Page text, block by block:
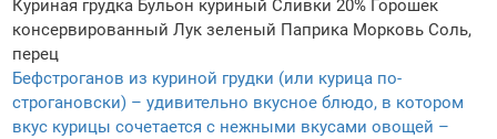
Куриная грудка Бульон куриный Сливки 20% Горошек
консервированный Лук зеленый Паприка Морковь Соль,
перец
Бефстроганов из куриной грудки (или курица по-
строгановски) – удивительно вкусное блюдо, в котором
вкус курицы сочетается с нежными вкусами овощей –